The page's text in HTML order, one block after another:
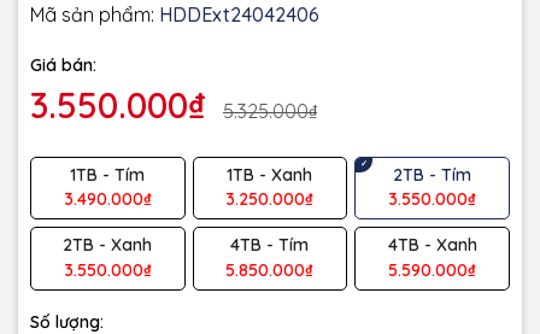
Mã sản phẩm: HDDExt24042406
Giá bán:
3.550.000₫ 5.325.000₫
1TB - Tím
3.490.000₫
1TB - Xanh
3.250.000₫
2TB - Tím
3.550.000₫
2TB - Xanh
3.550.000₫
4TB - Tím
5.850.000₫
4TB - Xanh
5.590.000₫
Số lượng: